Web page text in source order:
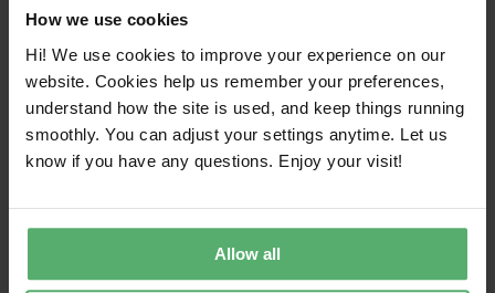
How we use cookies
Hi! We use cookies to improve your experience on our
website. Cookies help us remember your preferences,
understand how the site is used, and keep things running
smoothly. You can adjust your settings anytime. Let us
know if you have any questions. Enjoy your visit!
Allow all
产品和可持续性信息标准的重点
是：
要求报告可持续发展数据并进行独立核实。
帮助终端用户找到关于TCO Certified ，以及
确保认证产品的产品规格是正确的。